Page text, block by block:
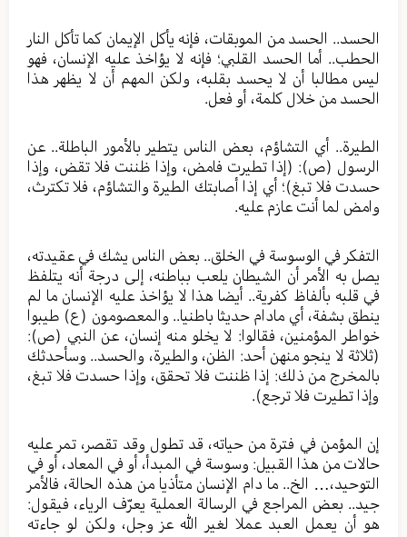
الحسد.. الحسد من الموبقات، فإنه يأكل الإيمان كما تأكل النار
الحطب.. أما الحسد القلبي؛ فإنه لا يؤاخذ عليه الإنسان، فهو
ليس مطالبا أن لا يحسد بقلبه، ولكن المهم أن لا يظهر هذا
الحسد من خلال كلمة، أو فعل.
الطيرة.. أي التشاؤم، بعض الناس يتطير بالأمور الباطلة.. عن
الرسول (ص): (إذا تطيرت فامض، وإذا ظننت فلا تقض، وإذا
حسدت فلا تبغ)؛ أي إذا أصابتك الطيرة والتشاؤم، فلا تكترث،
وامض لما أنت عازم عليه.
التفكر في الوسوسة في الخلق.. بعض الناس يشك في عقيدته،
يصل به الأمر أن الشيطان يلعب بباطنه، إلى درجة أنه يتلفظ
في قلبه بألفاظ كفرية.. أيضا هذا لا يؤاخذ عليه الإنسان ما لم
ينطق بشفة، أي مادام حديثا باطنيا.. والمعصومون (ع) طيبوا
خواطر المؤمنين، فقالوا: لا يخلو منه إنسان، عن النبي (ص):
(ثلاثة لا ينجو منهن أحد: الظن، والطيرة، والحسد.. وسأحدثك
بالمخرج من ذلك: إذا ظننت فلا تحقق، وإذا حسدت فلا تبغ،
وإذا تطيرت فلا ترجع).
إن المؤمن في فترة من حياته، قد تطول وقد تقصر، تمر عليه
حالات من هذا القبيل: وسوسة في المبدأ، أو في المعاد، أو في
التوحيد،… الخ.. ما دام الإنسان متأذيا من هذه الحالة، فالأمر
جيد.. بعض المراجع في الرسالة العملية يعرّف الرياء، فيقول:
هو أن يعمل العبد عملا لغير الله عز وجل، ولكن لو جاءته